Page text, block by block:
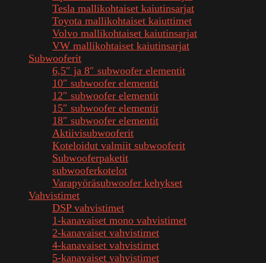
Tesla mallikohtaiset kaiutinsarjat
Toyota mallikohtaiset kaiuttimet
Volvo mallikohtaiset kaiutinsarjat
VW mallikohtaiset kaiutinsarjat
Subwooferit
6,5″ ja 8″ subwoofer elementit
10″ subwoofer elementit
12″ subwoofer elementit
15″ subwoofer elementit
18″ subwoofer elementit
Aktiivisubwooferit
Koteloidut valmiit subwooferit
Subwooferpaketit
subwooferkotelot
Varapyöräsubwoofer kehykset
Vahvistimet
DSP vahvistimet
1-kanavaiset mono vahvistimet
2-kanavaiset vahvistimet
4-kanavaiset vahvistimet
5-kanavaiset vahvistimet